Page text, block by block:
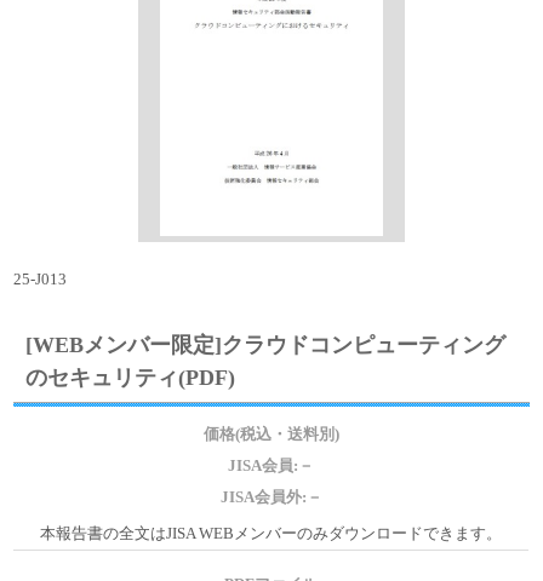
25-J013
[WEBメンバー限定]クラウドコンピューティング
のセキュリティ(PDF)
価格(税込・送料別)
JISA会員:－
JISA会員外:－
本報告書の全文はJISA WEBメンバーのみダウンロードできます。